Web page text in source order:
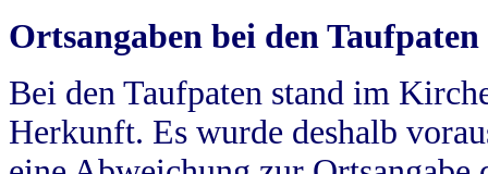
Ortsangaben bei den Taufpaten
Bei den Taufpaten stand im
Herkunft. Es wurde deshalb